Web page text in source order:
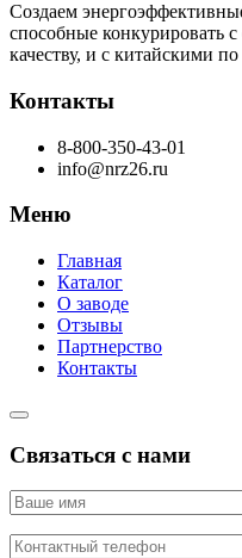
Создаем
способные конкурировать
качеству, и с китайскими
Контакты
8-800-350-43-01
info@nrz26.ru
Меню
Главная
Каталог
О заводе
Отзывы
Партнерство
Контакты
Связаться с нами